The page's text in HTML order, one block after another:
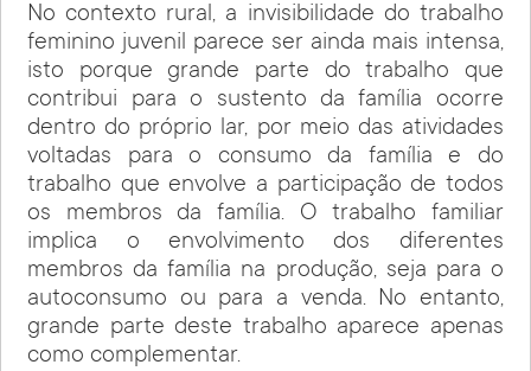
No contexto rural, a invisibilidade do trabalho
feminino juvenil parece ser ainda mais intensa,
isto porque grande parte do trabalho que
contribui para o sustento da família ocorre
dentro do próprio lar, por meio das atividades
voltadas para o consumo da família e do
trabalho que envolve a participação de todos
os membros da família. O trabalho familiar
implica o envolvimento dos diferentes
membros da família na produção, seja para o
autoconsumo ou para a venda. No entanto,
grande parte deste trabalho aparece apenas
como complementar.